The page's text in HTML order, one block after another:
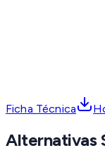
Ficha Técnica
Alternativas